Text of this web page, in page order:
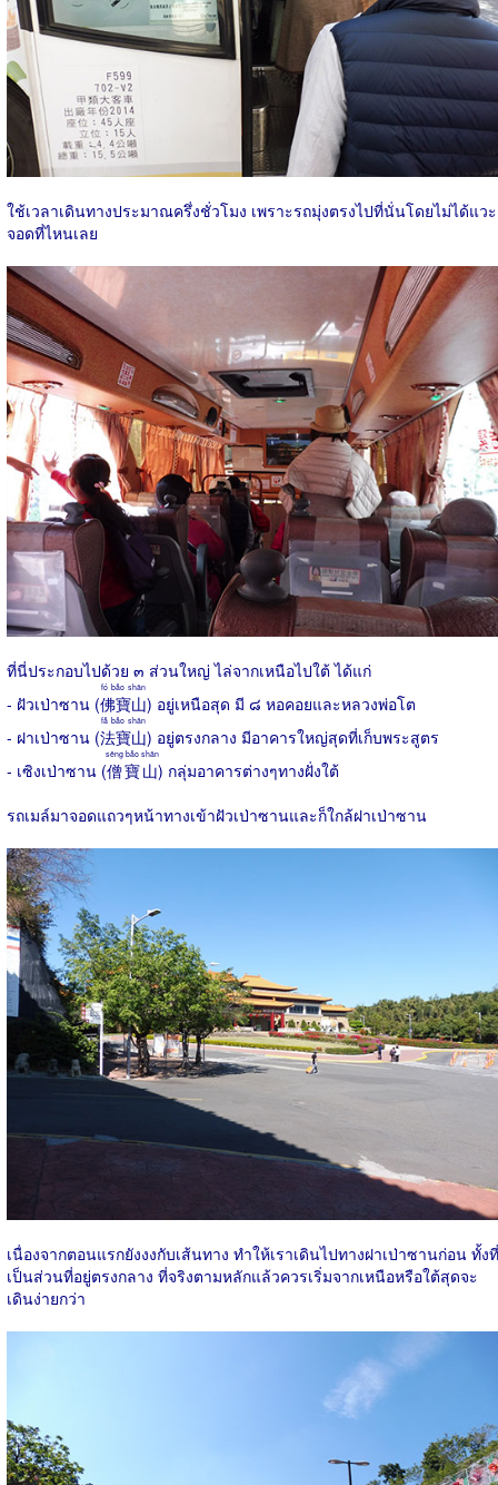
ใช้เวลาเดินทางประมาณครึ่งชั่วโมง เพราะรถมุ่งตรงไปที่นั่นโดยไม่ได้แวะ
จอดที่ไหนเลย
ที่นี่ประกอบไปด้วย ๓ ส่วนใหญ่ ไล่จากเหนือไปใต้ ได้แก่
- ฝัวเป่าซาน (佛寶山
fó bǎo shān
) อยู่เหนือสุด มี ๘ หอคอยและหลวงพ่อโต
- ฝาเป่าซาน (法寶山
fǎ bǎo shān
) อยู่ตรงกลาง มีอาคารใหญ่สุดที่เก็บพระสูตร
- เซิงเป่าซาน (僧寶山
sēng bǎo shān
) กลุ่มอาคารต่างๆทางฝั่งใต้
รถเมล์มาจอดแถวๆหน้าทางเข้าฝัวเป่าซานและก็ใกล้ฝาเป่าซาน
เนื่องจากตอนแรกยังงงกับเส้นทาง ทำให้เราเดินไปทางฝาเป่าซานก่อน ทั้งที่
เป็นส่วนที่อยู่ตรงกลาง ที่จริงตามหลักแล้วควรเริ่มจากเหนือหรือใต้สุดจะ
เดินง่ายกว่า